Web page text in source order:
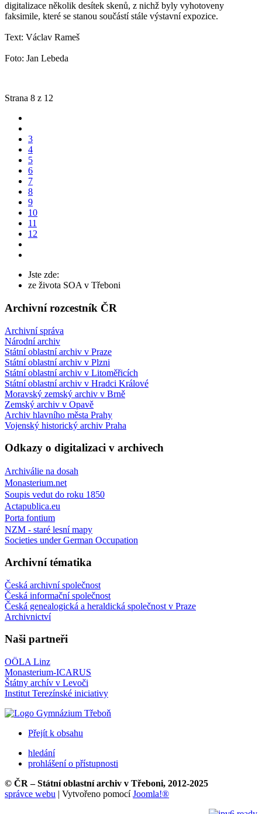
digitalizace několik desítek skenů, z nichž byly vyhotoveny
faksimile, které se stanou součástí stále výstavní expozice.
Text: Václav Rameš
Foto: Jan Lebeda
Strana 8 z 12
3
4
5
6
7
8
9
10
11
12
Jste zde:
ze života SOA v Třeboni
Archivní rozcestník ČR
Archivní správa
Národní archiv
Státní oblastní archiv v Praze
Státní oblastní archiv v Plzni
Státní oblastní archiv v Litoměřicích
Státní oblastní archiv v Hradci Králové
Moravský zemský archiv v Brně
Zemský archiv v Opavě
Archiv hlavního města Prahy
Vojenský historický archiv Praha
Odkazy o digitalizaci v archivech
Archiválie na dosah
Monasterium.net
Soupis vedut do roku 1850
Actapublica.eu
Porta fontium
NZM - staré lesní mapy
Societies under German Occupation
Archivní tématika
Česká archivní společnost
Česká informační společnost
Česká genealogická a heraldická společnost v Praze
Archivnictví
Naši partneři
OÖLA Linz
Monasterium-ICARUS
Štátny archív v Levoči
Institut Terezínské iniciativy
Přejít k obsahu
hledání
prohlášení o přístupnosti
© ČR – Státní oblastní archiv v Třeboni, 2012-2025
správce webu | Vytvořeno pomocíJoomla!®